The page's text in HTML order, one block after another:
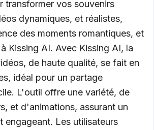
transformer vos souvenirs
dynamiques, et réalistes,
des moments romantiques, et
Kissing AI. Avec Kissing AI, la
de haute qualité, se fait en
idéal pour un partage
L'outil offre une variété, de
et d'animations, assurant un
engageant. Les utilisateurs